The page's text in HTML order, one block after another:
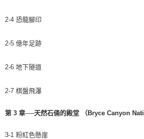
2-4 恐龍腳印
2-5 億年足跡
2-6 地下隧道
2-7 棋盤飛瀑
第 3 章──天然石俑的殿堂 （Bryce Canyon
3-1 粉紅色懸崖